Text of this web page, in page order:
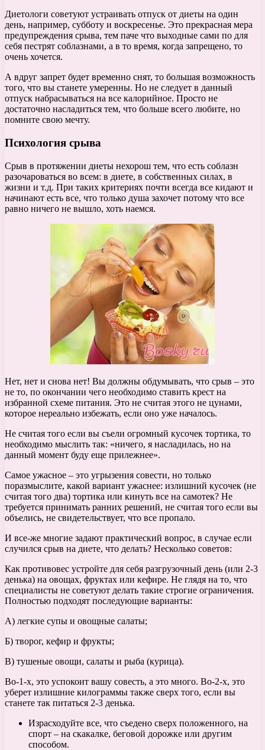
Диетологи советуют устраивать отпуск от диеты на один
день, например, субботу и воскресенье. Это прекрасная мера
предупреждения срыва, тем паче что выходные сами по для
себя пестрят соблазнами, а в то время, когда запрещено, то
очень хочется.
А вдруг запрет будет временно снят, то большая возможность
того, что вы станете умеренны. Но не следует в данный
отпуск набрасываться на все калорийное. Просто не
достаточно насладиться тем, что больше всего любите, но
помните свою мечту.
Психология срыва
Срыв в протяжении диеты нехорош тем, что есть соблазн
разочароваться во всем: в диете, в собственных силах, в
жизни и т.д. При таких критериях почти всегда все кидают и
начинают есть все, что только душа захочет потому что все
равно ничего не вышло, хоть наемся.
Нет, нет и снова нет! Вы должны обдумывать, что срыв – это
не то, по окончании чего необходимо ставить крест на
избранной схеме питания. Это не считая этого не цунами,
которое нереально избежать, если оно уже началось.
Не считая того если вы съели огромный кусочек тортика, то
необходимо мыслить так: «ничего, я насладилась, но на
данный момент буду еще прилежнее».
Самое ужасное – это угрызения совести, но только
поразмыслите, какой вариант ужаснее: излишний кусочек (не
считая того два) тортика или кинуть все на самотек? Не
требуется принимать ранних решений, не считая того если вы
объелись, не свидетельствует, что все пропало.
И все-же многие задают практический вопрос, в случае если
случился срыв на диете, что делать? Несколько советов:
Как противовес устройте для себя разгрузочный день (или 2-3
денька) на овощах, фруктах или кефире. Не глядя на то, что
специалисты не советуют делать такие строгие ограничения.
Полностью подходят последующие варианты:
А) легкие супы и овощные салаты;
Б) творог, кефир и фрукты;
В) тушеные овощи, салаты и рыба (курица).
Во-1-х, это успокоит вашу совесть, а это много. Во-2-х, это
уберет излишние килограммы также сверх того, если вы
станете так питаться 2-3 денька.
Израсходуйте все, что съедено сверх положенного, на
спорт – на скакалке, беговой дорожке или другим
способом.